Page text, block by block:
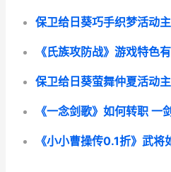
保卫给日葵巧手织梦活动
《一念剑歌》如何转职 一